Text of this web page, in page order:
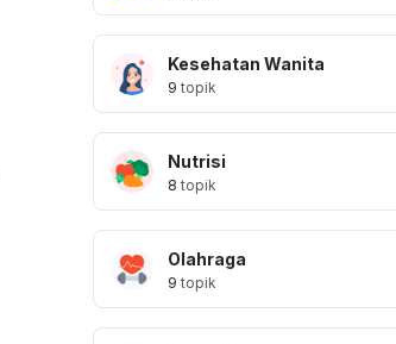
Kesehatan Wanita
9 topik
Nutrisi
8 topik
Olahraga
9 topik